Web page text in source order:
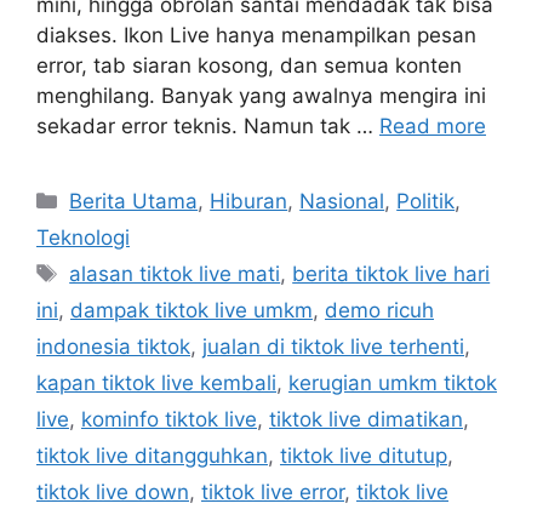
mini, hingga obrolan santai mendadak tak bisa
diakses. Ikon Live hanya menampilkan pesan
error, tab siaran kosong, dan semua konten
menghilang. Banyak yang awalnya mengira ini
sekadar error teknis. Namun tak … Read more
C
a
e
g
o
r
s
Berita Utama, Hiburan, Nasional, Politik,
Teknologi
T
a
s
alasan tiktok live mati, berita tiktok live hari
ini, dampak tiktok live umkm, demo ricuh
indonesia tiktok, jualan di tiktok live terhenti,
kapan tiktok live kembali, kerugian umkm tiktok
live, kominfo tiktok live, tiktok live dimatikan,
tiktok live ditangguhkan, tiktok live ditutup,
tiktok live down, tiktok live error, tiktok live